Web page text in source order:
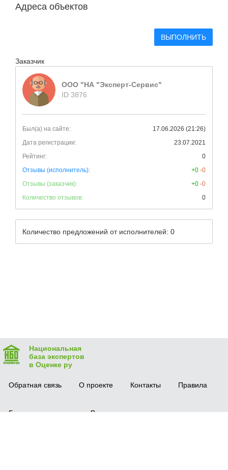
Адреса объектов
ВЫПОЛНИТЬ
Заказчик
ООО "НА "Эксперт-Сервис"
ID 3876
Был(а) на сайте:
17.06.2026 (21:26)
Дата регистрации:
23.07.2021
Рейтинг:
0
Отзывы (исполнитель):
+0 -0
Отзывы (заказчик):
+0 -0
Количество отзывов:
0
Количество предложений от исполнителей: 0
Национальная
база экспертов
в Оценке ру
Обратная связь О проекте Контакты Правила
Безопасная сделка Вопрос-ответ